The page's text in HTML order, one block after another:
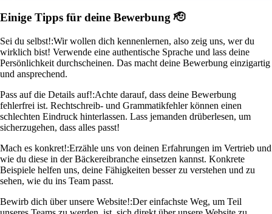
Einige Tipps für deine Bewerbung 🫡
Sei du selbst!:Wir wollen dich kennenlernen, also zeig uns, wer du
wirklich bist! Verwende eine authentische Sprache und lass deine
Persönlichkeit durchscheinen. Das macht deine Bewerbung einzigartig
und ansprechend.
Pass auf die Details auf!:Achte darauf, dass deine Bewerbung
fehlerfrei ist. Rechtschreib- und Grammatikfehler können einen
schlechten Eindruck hinterlassen. Lass jemanden drüberlesen, um
sicherzugehen, dass alles passt!
Mach es konkret!:Erzähle uns von deinen Erfahrungen im Vertrieb und
wie du diese in der Bäckereibranche einsetzen kannst. Konkrete
Beispiele helfen uns, deine Fähigkeiten besser zu verstehen und zu
sehen, wie du ins Team passt.
Bewirb dich über unsere Website!:Der einfachste Weg, um Teil